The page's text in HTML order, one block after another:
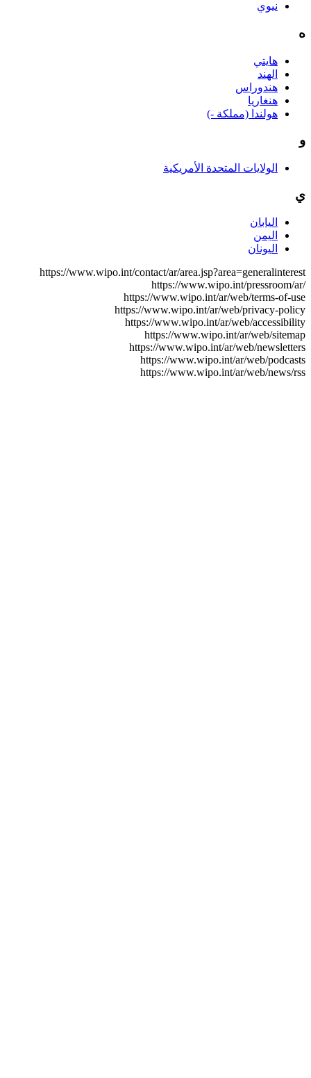
https://www.wipo.int/contact/
https://
https://
https://
https://